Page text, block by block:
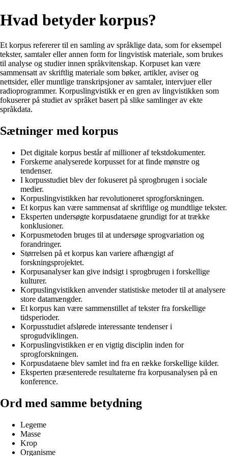
Hvad betyder korpus?
Et korpus refererer til en samling av språklige data, som for eksempel
tekster, samtaler eller annen form for lingvistisk materiale, som brukes
til analyse og studier innen språkvitenskap. Korpuset kan være
sammensatt av skriftlig materiale som bøker, artikler, aviser og
nettsider, eller muntlige transkripsjoner av samtaler, intervjuer eller
radioprogrammer. Korpuslingvistikk er en gren av lingvistikken som
fokuserer på studiet av språket basert på slike samlinger av ekte
språkdata.
Sætninger med korpus
Det digitale korpus består af millioner af tekstdokumenter.
Forskerne analyserede korpusset for at finde mønstre og
tendenser.
I korpusstudiet blev der fokuseret på sprogbrugen i sociale
medier.
Korpuslingvistikken har revolutioneret sprogforskningen.
Et korpus kan være sammensat af skriftlige og mundtlige tekster.
Eksperten undersøgte korpusdataene grundigt for at trække
konklusioner.
Korpusmetoden bruges til at undersøge sprogvariation og
forandringer.
Størrelsen på et korpus kan variere afhængigt af
forskningsprojektet.
Korpusanalyser kan give indsigt i sprogbrugen i forskellige
kulturer.
Korpuslingvistikken anvender statistiske metoder til at analysere
store datamængder.
Et korpus kan være sammenstillet af tekster fra forskellige
tidsperioder.
Korpusstudiet afslørede interessante tendenser i
sprogudviklingen.
Korpuslingvistikken er en vigtig disciplin inden for
sprogforskningen.
Korpusdataene blev samlet ind fra en række forskellige kilder.
Eksperten præsenterede resultaterne fra korpusanalysen på en
konference.
Ord med samme betydning
Legeme
Masse
Krop
Organisme